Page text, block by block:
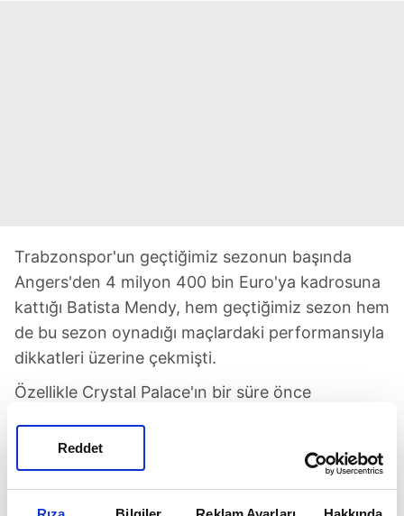
Reddet
Trabzonspor'un geçtiğimiz sezonun başında
Angers'den 4 milyon 400 bin Euro'ya kadrosuna
kattığı Batista Mendy, hem geçtiğimiz sezon hem
de bu sezon oynadığı maçlardaki performansıyla
dikkatleri üzerine çekmişti.
Özellikle Crystal Palace'ın bir süre önce
ancak teklifinin yetersiz bulunmasından sonra
beklemeye geçen Ada ekibi dışında iki İtalyan
kulübü de Trabzonspor'un kapısını çaldı. Fırtına